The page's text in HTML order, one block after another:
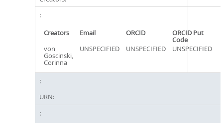
Creators Email ORCID ORCID Put
Code
von
Goscinski,
Corinna
UNSPECIFIED UNSPECIFIED UNSPECIFIED
URN: